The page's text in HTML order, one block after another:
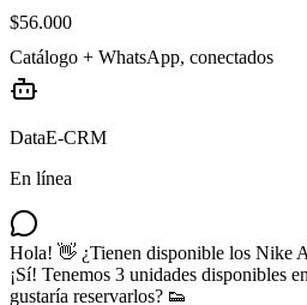
$56.000
Catálogo + WhatsApp, conectados
DataE-CRM
En línea
Hola! 👋 ¿Tienen disponible los Nike
¡Sí! Tenemos 3 unidades disponibles
gustaría reservarlos? 👟